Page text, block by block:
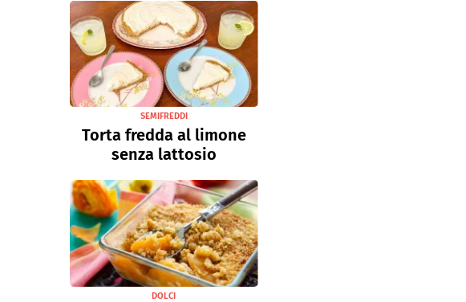
SEMIFREDDI
Torta fredda al limone
senza lattosio
DOLCI